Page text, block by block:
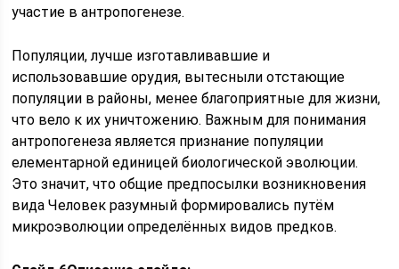
участие в антропогенезе.
Популяции, лучше изготавливавшие и
использовавшие орудия, вытесныли отстающие
популяции в районы, менее благоприятные для жизни,
что вело к их уничтожению. Важным для понимания
антропогенеза является признание популяции
елементарной единицей биологической эволюции.
Это значит, что общие предпосылки возникновения
вида Человек разумный формировались путём
микроэволюции определённых видов предков.